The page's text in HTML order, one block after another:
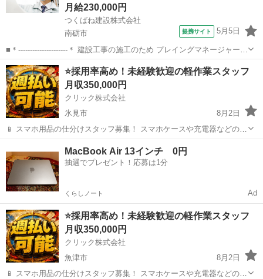
月給230,000円
つくばね建設株式会社
南砺市
提携サイト 5月5日
■＊---------------------＊ 建設工事の施工のため プレイングマネージャー！
工事施工管理 ＊---------------------＊ 公共工事を中心に、 測量～工事に係
わる期間の施工管理、費用...
富山 南砺市 施工管理
⭐採用率高め！未経験歓迎の軽作業スタッフ
月収350,000円
クリック株式会社
氷見市
8月2日
📱 スマホ用品の仕分けスタッフ募集！ スマホケースや充電器などの仕
分け・検品を行うシンプルなお仕事です♪
━━━━━━━━━━━━━━━━ 📲 ご応募はこちら（24時間受付
中） https://lin.ee/...
MacBook Air 13インチ 0円
抽選でプレゼント！応募は1分
くらしノート Ad
⭐採用率高め！未経験歓迎の軽作業スタッフ
月収350,000円
クリック株式会社
魚津市
8月2日
📱 スマホ用品の仕分けスタッフ募集！ スマホケースや充電器などの仕